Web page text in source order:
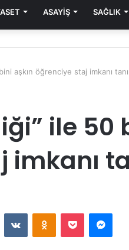
ASAYIŞ SAĞLIK
aşkın öğrenciye staj imkanı
ile 50
imkanı
VKontakteOdnoklassniki
Pocket